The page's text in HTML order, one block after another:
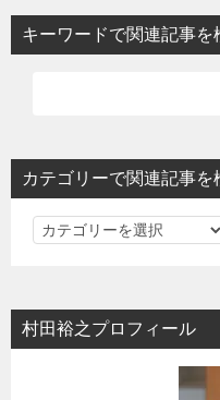
ビ
ゲ
ョ
ン
キーワードで関連記事を
カテゴリーで関連記事を
カ
リ
ー
村田裕之プロフィール